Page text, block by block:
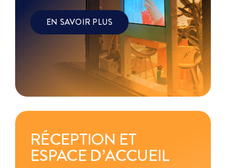
EN SAVOIR PLUS
RÉCEPTION ET
ESPACE D’ACCUEIL